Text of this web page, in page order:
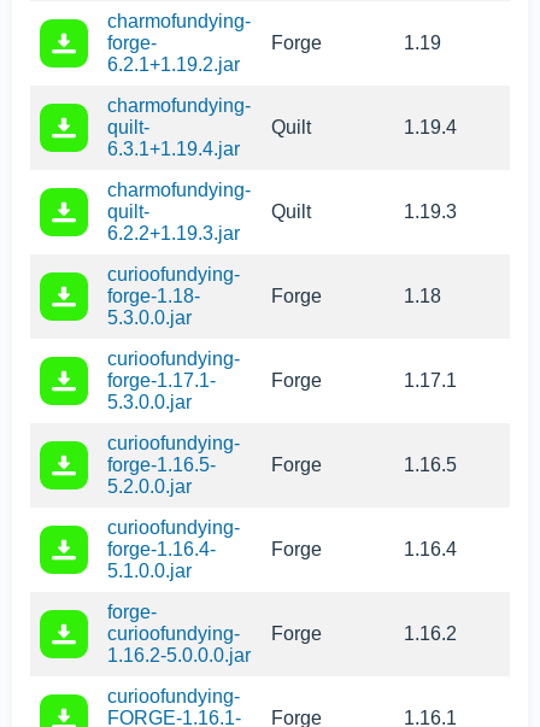
charmofundying-
forge-
6.2.1+1.19.2.jar
Forge 1.19
charmofundying-
quilt-
6.3.1+1.19.4.jar
Quilt 1.19.4
charmofundying-
quilt-
6.2.2+1.19.3.jar
Quilt 1.19.3
curioofundying-
forge-1.18-
5.3.0.0.jar
Forge 1.18
curioofundying-
forge-1.17.1-
5.3.0.0.jar
Forge 1.17.1
curioofundying-
forge-1.16.5-
5.2.0.0.jar
Forge 1.16.5
curioofundying-
forge-1.16.4-
5.1.0.0.jar
Forge 1.16.4
forge-
curioofundying-
1.16.2-5.0.0.0.jar
Forge 1.16.2
curioofundying-
FORGE-1.16.1-
Forge 1.16.1